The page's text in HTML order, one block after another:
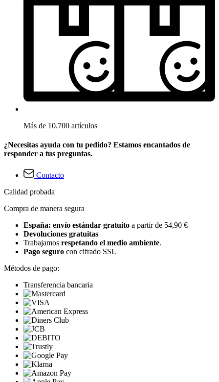
Más de 10.700 artículos
¿Necesitas ayuda con tu pedido? Estamos encantados de
responder a tus preguntas.
Contacto
Calidad probada
Compra de manera segura
España: envío estándar gratuito a partir de 54,90 €
Devoluciones gratuitas
Trabajamos respetando el medio ambiente.
Pago seguro con cifrado SSL
Métodos de pago:
Transferencia bancaria